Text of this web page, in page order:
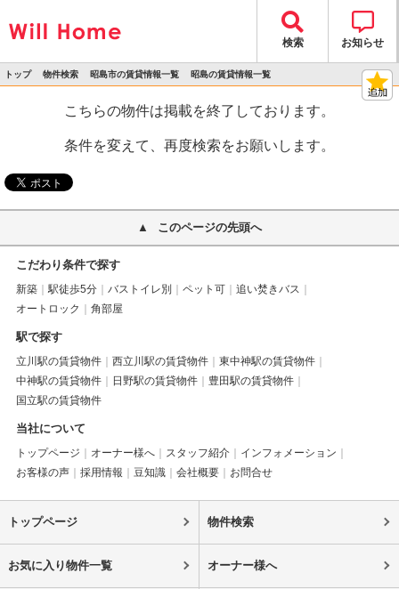
検索 お知らせ
トップ 物件検索 昭島市の賃貸情報一覧 昭島の賃貸情報一覧
こちらの物件は掲載を終了しております。
条件を変えて、再度検索をお願いします。
このページの先頭へ
こだわり条件で探す
新築 駅徒歩5分 バストイレ別 ペット可
追い焚きバス
オートロック
角部屋
駅で探す
立川駅の賃貸物件 西立川駅の賃貸物件
東中神駅の賃貸物件
中神駅の賃貸物件
日野駅の賃貸物件
豊田駅の賃貸物件
国立駅の賃貸物件
当社について
トップページ オーナー様へ スタッフ紹介
インフォメーション
お客様の声
採用情報 豆知識 会社概要 お問合せ
トップページ 物件検索
お気に入り物件一覧 オーナー様へ